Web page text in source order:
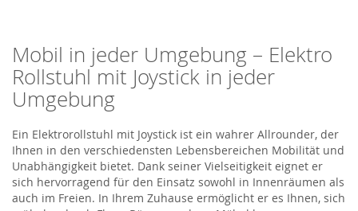
Mobil in jeder Umgebung – Elektro
Rollstuhl mit Joystick in jeder
Umgebung
Ein Elektrorollstuhl mit Joystick ist ein wahrer Allrounder, der
Ihnen in den verschiedensten Lebensbereichen Mobilität und
Unabhängigkeit bietet. Dank seiner Vielseitigkeit eignet er
sich hervorragend für den Einsatz sowohl in Innenräumen als
auch im Freien. In Ihrem Zuhause ermöglicht er es Ihnen, sich